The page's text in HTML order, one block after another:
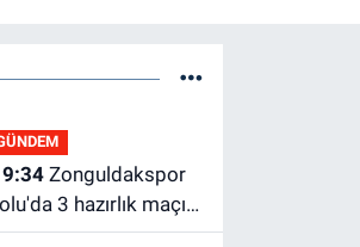
Zonguldakspor
3 hazırlık maçı
İşte